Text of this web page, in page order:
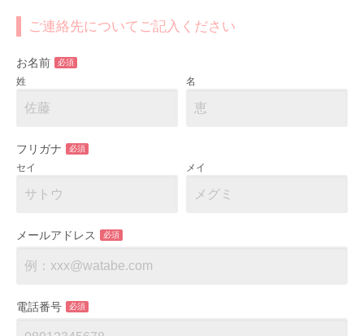
ご連絡先についてご記入ください
お名前 必須
姓 名
フリガナ 必須
セイ メイ
メールアドレス 必須
電話番号 必須